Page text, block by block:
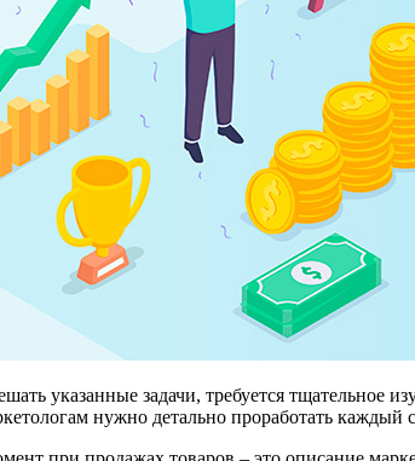
указанные задачи, требуется тщательное
нужно детально проработать